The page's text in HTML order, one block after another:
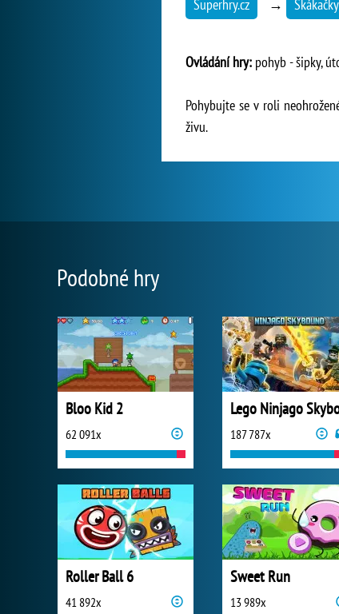
Superhry.cz → Skákačky
Ovládání hry: pohyb - šipky,
Pohybujte se v roli
živu.
Podobné hry
Bloo Kid 2
62 091x 187 787x
Roller Ball 6
41 892x
Sweet Run
13 989x